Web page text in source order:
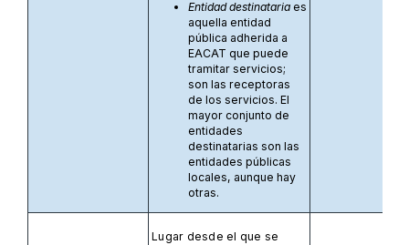
Entidad destinataria es
aquella entidad
pública adherida a
EACAT que puede
tramitar servicios;
son las receptoras
de los servicios. El
mayor conjunto de
entidades
destinatarias son las
entidades públicas
locales, aunque hay
otras.
Lugar desde el que se